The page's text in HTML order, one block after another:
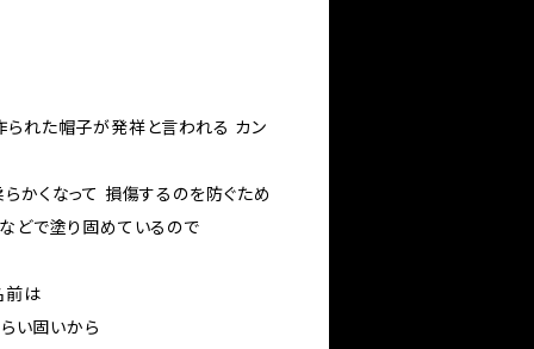
れた帽子が発祥と言われる カン
かくなって 損傷するのを防ぐため
どで塗り固めているので
前は
い固いから